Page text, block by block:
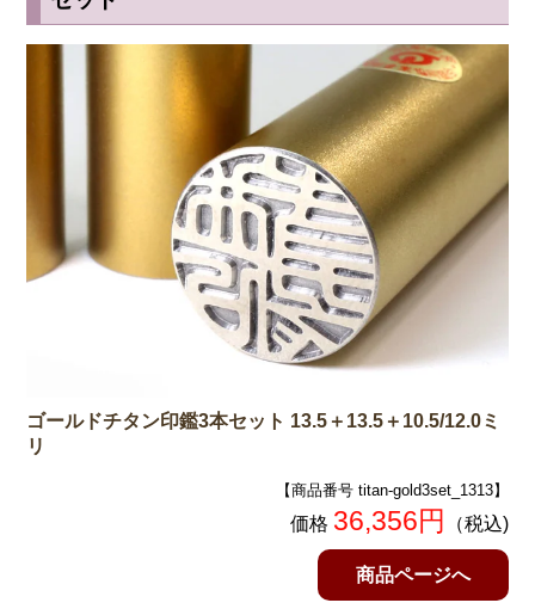
ゴールドチタン印鑑3本セット 13.5＋13.5＋10.5/12.0ミ
リ
【商品番号 titan-gold3set_1313】
価格 36,356円 （税込)
商品ページへ